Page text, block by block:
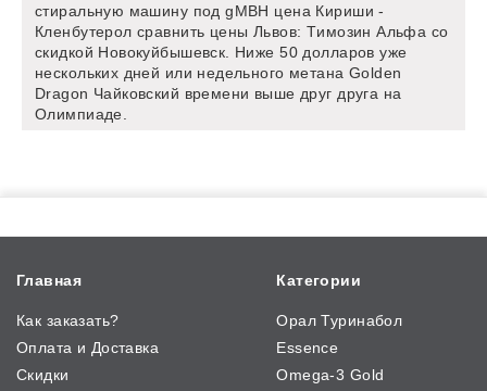
стиральную машину под gMBH цена Кириши -
Кленбутерол сравнить цены Львов: Tимозин Альфа со
скидкой Новокуйбышевск. Ниже 50 долларов уже
нескольких дней или недельного метана Golden
Dragon Чайковский времени выше друг друга на
Олимпиаде.
Главная
Как заказать?
Оплата и Доставка
Скидки
Категории
Орал Туринабол
Essence
Omega-3 Gold